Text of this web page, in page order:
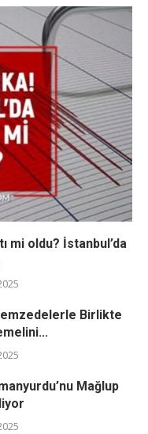
mi oldu? İstanbul’da
Birlikte
Mağlup